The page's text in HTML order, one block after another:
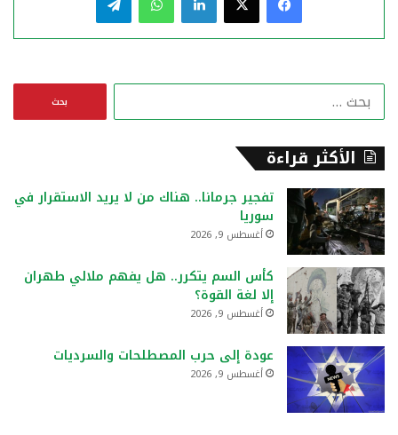
ن
الأكثر قراءة
تفجير جرمانا.. هناك من لا يريد الاستقرار في
سوريا
أغسطس 9, 2026
كأس السم يتكرر.. هل يفهم ملالي طهران
إلا لغة القوة؟
أغسطس 9, 2026
عودة إلى حرب المصطلحات والسرديات
أغسطس 9, 2026